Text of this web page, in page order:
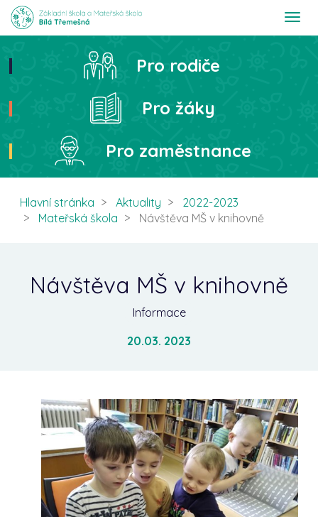
T
t
Hledat
Pro rodiče
Pro žáky
Pro zaměstnance
Hlavní stránka Aktuality
2022-2023
Mateřská škola
Návštěva MŠ v knihovně
Návštěva MŠ v knihovně
Informace
20.03. 2023